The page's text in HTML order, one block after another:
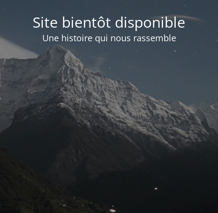
Site bientôt disponible
Une histoire qui nous rassemble